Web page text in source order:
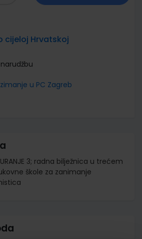
cijeloj Hrvatskoj
u PC Zagreb
3; radna bilježnica u trećem
škole za zanimanje